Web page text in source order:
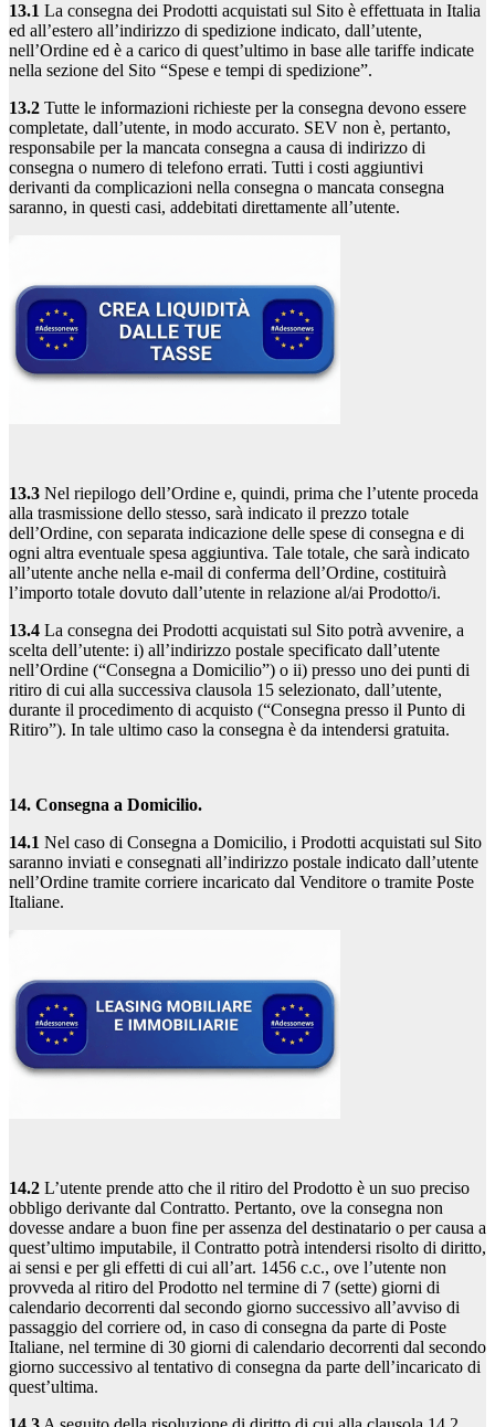
13.1 La consegna dei Prodotti acquistati sul Sito è effettuata in Italia
ed all’estero all’indirizzo di spedizione indicato, dall’utente,
nell’Ordine ed è a carico di quest’ultimo in base alle tariffe indicate
nella sezione del Sito “Spese e tempi di spedizione”.
13.2 Tutte le informazioni richieste per la consegna devono essere
completate, dall’utente, in modo accurato. SEV non è, pertanto,
responsabile per la mancata consegna a causa di indirizzo di
consegna o numero di telefono errati. Tutti i costi aggiuntivi
derivanti da complicazioni nella consegna o mancata consegna
saranno, in questi casi, addebitati direttamente all’utente.
13.3 Nel riepilogo dell’Ordine e, quindi, prima che l’utente proceda
alla trasmissione dello stesso, sarà indicato il prezzo totale
dell’Ordine, con separata indicazione delle spese di consegna e di
ogni altra eventuale spesa aggiuntiva. Tale totale, che sarà indicato
all’utente anche nella e-mail di conferma dell’Ordine, costituirà
l’importo totale dovuto dall’utente in relazione al/ai Prodotto/i.
13.4 La consegna dei Prodotti acquistati sul Sito potrà avvenire, a
scelta dell’utente: i) all’indirizzo postale specificato dall’utente
nell’Ordine (“Consegna a Domicilio”) o ii) presso uno dei punti di
ritiro di cui alla successiva clausola 15 selezionato, dall’utente,
durante il procedimento di acquisto (“Consegna presso il Punto di
Ritiro”). In tale ultimo caso la consegna è da intendersi gratuita.
14. Consegna a Domicilio.
14.1 Nel caso di Consegna a Domicilio, i Prodotti acquistati sul Sito
saranno inviati e consegnati all’indirizzo postale indicato dall’utente
nell’Ordine tramite corriere incaricato dal Venditore o tramite Poste
Italiane.
14.2 L’utente prende atto che il ritiro del Prodotto è un suo preciso
obbligo derivante dal Contratto. Pertanto, ove la consegna non
dovesse andare a buon fine per assenza del destinatario o per causa a
quest’ultimo imputabile, il Contratto potrà intendersi risolto di diritto,
ai sensi e per gli effetti di cui all’art. 1456 c.c., ove l’utente non
provveda al ritiro del Prodotto nel termine di 7 (sette) giorni di
calendario decorrenti dal secondo giorno successivo all’avviso di
passaggio del corriere od, in caso di consegna da parte di Poste
Italiane, nel termine di 30 giorni di calendario decorrenti dal secondo
giorno successivo al tentativo di consegna da parte dell’incaricato di
quest’ultima.